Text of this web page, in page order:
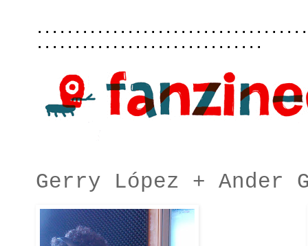
..............................
Gerry López + Ander